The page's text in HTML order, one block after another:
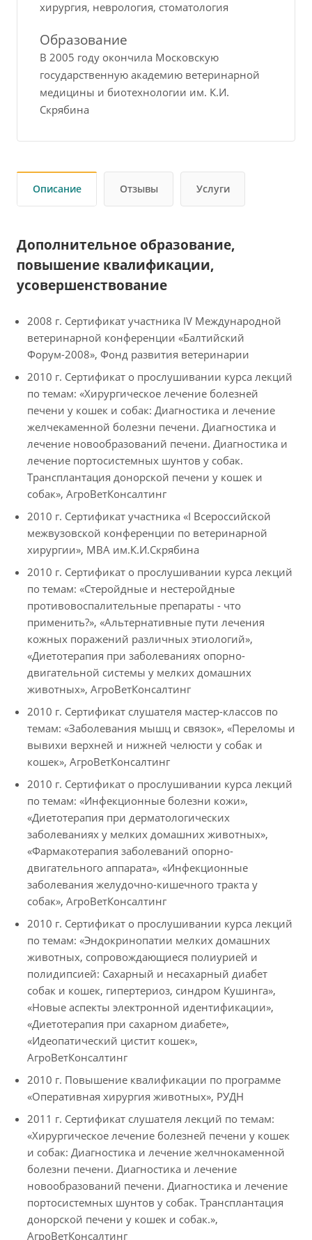
хирургия, неврология, стоматология
Образование
В 2005 году окончила Московскую
государственную академию ветеринарной
медицины и биотехнологии им. К.И.
Скрябина
Описание Отзывы Услуги
Дополнительное образование,
повышение квалификации,
усовершенствование
2008 г. Сертификат участника IV Международной
ветеринарной конференции «Балтийский
Форум-2008», Фонд развития ветеринарии
2010 г. Сертификат о прослушивании курса лекций
по темам: «Хирургическое лечение болезней
печени у кошек и собак: Диагностика и лечение
желчекаменной болезни печени. Диагностика и
лечение новообразований печени. Диагностика и
лечение портосистемных шунтов у собак.
Трансплантация донорской печени у кошек и
собак», АгроВетКонсалтинг
2010 г. Сертификат участника «I Всероссийской
межвузовской конференции по ветеринарной
хирургии», МВА им.К.И.Скрябина
2010 г. Сертификат о прослушивании курса лекций
по темам: «Стеройдные и нестеройдные
противовоспалительные препараты - что
применить?», «Альтернативные пути лечения
кожных поражений различных этиологий»,
«Диетотерапия при заболеваниях опорно-
двигательной системы у мелких домашних
животных», АгроВетКонсалтинг
2010 г. Сертификат слушателя мастер-классов по
темам: «Заболевания мышц и связок», «Переломы и
вывихи верхней и нижней челюсти у собак и
кошек», АгроВетКонсалтинг
2010 г. Сертификат о прослушивании курса лекций
по темам: «Инфекционные болезни кожи»,
«Диетотерапия при дерматологических
заболеваниях у мелких домашних животных»,
«Фармакотерапия заболеваний опорно-
двигательного аппарата», «Инфекционные
заболевания желудочно-кишечного тракта у
собак», АгроВетКонсалтинг
2010 г. Сертификат о прослушивании курса лекций
по темам: «Эндокринопатии мелких домашних
животных, сопровождающиеся полиурией и
полидипсией: Сахарный и несахарный диабет
собак и кошек, гипертериоз, синдром Кушинга»,
«Новые аспекты электронной идентификации»,
«Диетотерапия при сахарном диабете»,
«Идеопатический цистит кошек»,
АгроВетКонсалтинг
2010 г. Повышение квалификации по программе
«Оперативная хирургия животных», РУДН
2011 г. Сертификат слушателя лекций по темам:
«Хирургическое лечение болезней печени у кошек
и собак: Диагностика и лечение желчнокаменной
болезни печени. Диагностика и лечение
новообразований печени. Диагностика и лечение
портосистемных шунтов у собак. Трансплантация
донорской печени у кошек и собак.»,
АгроВетКонсалтинг